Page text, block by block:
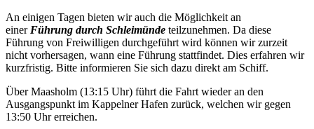
An einigen Tagen bieten wir auch die Möglichkeit an
einer Führung durch Schleimünde teilzunehmen. Da diese
Führung von Freiwilligen durchgeführt wird können wir zurzeit
nicht vorhersagen, wann eine Führung stattfindet. Dies erfahren wir
kurzfristig. Bitte informieren Sie sich dazu direkt am Schiff.
Über Maasholm (13:15 Uhr) führt die Fahrt wieder an den
Ausgangspunkt im Kappelner Hafen zurück, welchen wir gegen
13:50 Uhr erreichen.